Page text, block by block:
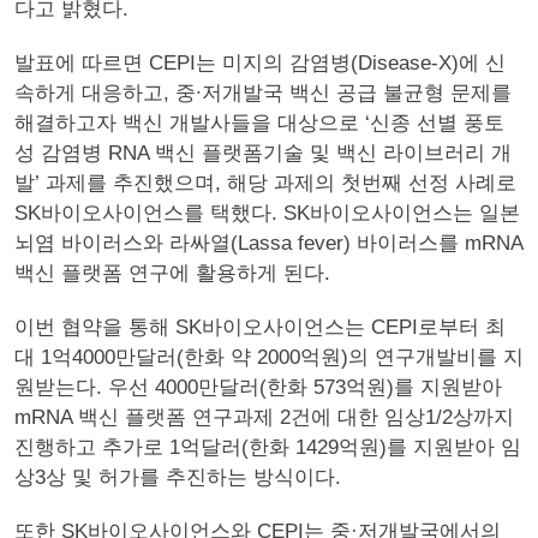
다고 밝혔다.
발표에 따르면 CEPI는 미지의 감염병(Disease-X)에 신
속하게 대응하고, 중∙저개발국 백신 공급 불균형 문제를
해결하고자 백신 개발사들을 대상으로 ‘신종 선별 풍토
성 감염병 RNA 백신 플랫폼기술 및 백신 라이브러리 개
발’ 과제를 추진했으며, 해당 과제의 첫번째 선정 사례로
SK바이오사이언스를 택했다. SK바이오사이언스는 일본
뇌염 바이러스와 라싸열(Lassa fever) 바이러스를 mRNA
백신 플랫폼 연구에 활용하게 된다.
이번 협약을 통해 SK바이오사이언스는 CEPI로부터 최
대 1억4000만달러(한화 약 2000억원)의 연구개발비를 지
원받는다. 우선 4000만달러(한화 573억원)를 지원받아
mRNA 백신 플랫폼 연구과제 2건에 대한 임상1/2상까지
진행하고 추가로 1억달러(한화 1429억원)를 지원받아 임
상3상 및 허가를 추진하는 방식이다.
또한 SK바이오사이언스와 CEPI는 중·저개발국에서의